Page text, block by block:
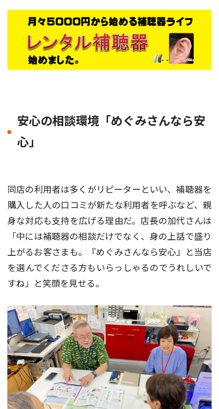
安心の相談環境「めぐみさんなら安
心」
同店の利用者は多くがリピーターといい、補聴器を
購入した人の口コミが新たな利用者を呼ぶなど、親
身な対応も支持を広げる理由だ。店長の加代さんは
「中には補聴器の相談だけでなく、身の上話で盛り
上がるお客さまも。『めぐみさんなら安心』と当店
を選んでくださる方もいらっしゃるのでうれしいで
すね」と笑顔を見せる。